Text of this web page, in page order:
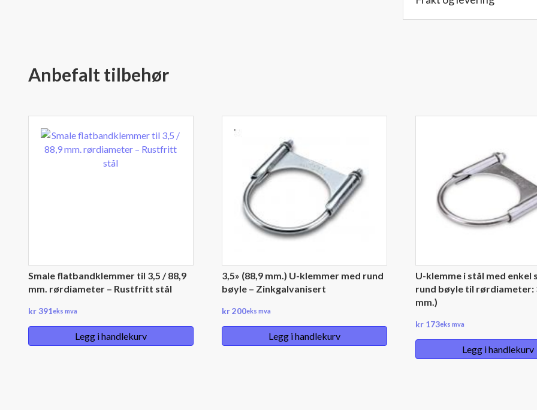
mm
Anbefalt tilbehør
Smale flatbandklemmer til 3,5 / 88,9
mm. rørdiameter – Rustfritt stål
kr391eks mva
Legg i handlekurv
3,5» (88,9 mm.) U-klemmer med rund
bøyle – Zinkgalvanisert
kr200eks mva
Legg i handlekurv
U-klemme i stål med enkel
rund bøyle til rørdiameter:
mm.)
kr 173eks mva
Legg i handlekurv